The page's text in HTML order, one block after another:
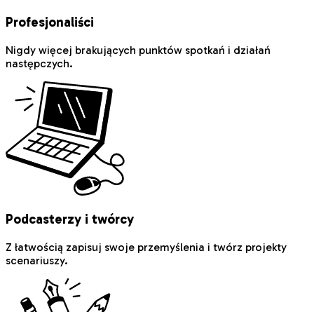
Profesjonaliści
Nigdy więcej brakujących punktów spotkań i działań
następczych.
Podcasterzy i twórcy
Z łatwością zapisuj swoje przemyślenia i twórz projekty
scenariuszy.